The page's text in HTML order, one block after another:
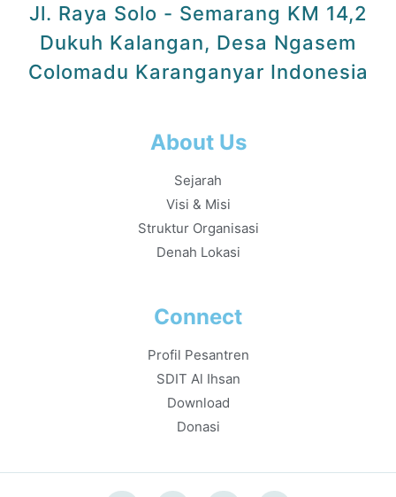
Jl. Raya Solo - Semarang KM 14,2
Dukuh Kalangan, Desa Ngasem
Colomadu Karanganyar Indonesia
About Us
Sejarah
Visi & Misi
Struktur Organisasi
Denah Lokasi
Connect
Profil Pesantren
SDIT Al Ihsan
Download
Donasi